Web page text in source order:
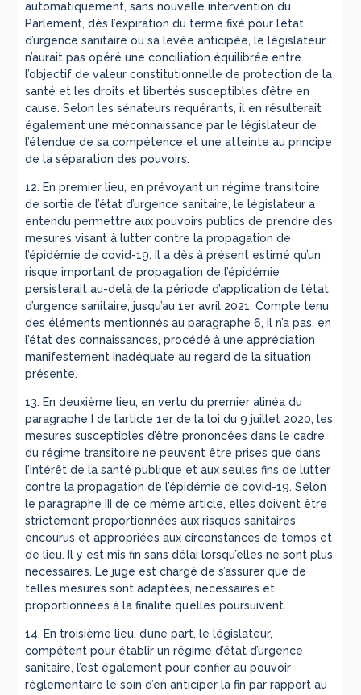
automatiquement, sans nouvelle intervention du
Parlement, dès l’expiration du terme fixé pour l’état
d’urgence sanitaire ou sa levée anticipée, le législateur
n’aurait pas opéré une conciliation équilibrée entre
l’objectif de valeur constitutionnelle de protection de la
santé et les droits et libertés susceptibles d’être en
cause. Selon les sénateurs requérants, il en résulterait
également une méconnaissance par le législateur de
l’étendue de sa compétence et une atteinte au principe
de la séparation des pouvoirs.
12. En premier lieu, en prévoyant un régime transitoire
de sortie de l’état d’urgence sanitaire, le législateur a
entendu permettre aux pouvoirs publics de prendre des
mesures visant à lutter contre la propagation de
l’épidémie de covid-19. Il a dès à présent estimé qu’un
risque important de propagation de l’épidémie
persisterait au-delà de la période d’application de l’état
d’urgence sanitaire, jusqu’au 1er avril 2021. Compte tenu
des éléments mentionnés au paragraphe 6, il n’a pas, en
l’état des connaissances, procédé à une appréciation
manifestement inadéquate au regard de la situation
présente.
13. En deuxième lieu, en vertu du premier alinéa du
paragraphe I de l’article 1er de la loi du 9 juillet 2020, les
mesures susceptibles d’être prononcées dans le cadre
du régime transitoire ne peuvent être prises que dans
l’intérêt de la santé publique et aux seules fins de lutter
contre la propagation de l’épidémie de covid-19. Selon
le paragraphe III de ce même article, elles doivent être
strictement proportionnées aux risques sanitaires
encourus et appropriées aux circonstances de temps et
de lieu. Il y est mis fin sans délai lorsqu’elles ne sont plus
nécessaires. Le juge est chargé de s’assurer que de
telles mesures sont adaptées, nécessaires et
proportionnées à la finalité qu’elles poursuivent.
14. En troisième lieu, d’une part, le législateur,
compétent pour établir un régime d’état d’urgence
sanitaire, l’est également pour confier au pouvoir
réglementaire le soin d’en anticiper la fin par rapport au